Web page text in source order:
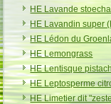
HE Lavande
HE Lavandin super
HE Lédon du
HE Lemongrass
HE Lentisque
HE Leptosperme
HE Limetier dit